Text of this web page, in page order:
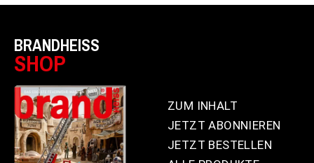
BRANDHEISS
SHOP
ZUM INHALT
JETZT ABONNIEREN
JETZT BESTELLEN